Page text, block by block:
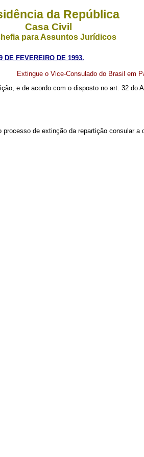
da República
Casa Civil
para Assuntos Jurídicos
DE FEVEREIRO DE 1993.
Extingue o Vice-Consulado do Brasil em
e de acordo com o disposto no art. 32 do
de extinção da repartição consular a